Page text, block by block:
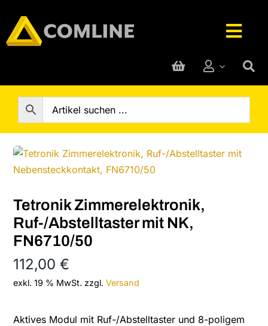
content
Technik-Service
Rufanlage
Hersteller
Support
Tetronik Zimmerelektronik,
Ruf-/Abstelltaster mit NK,
FN6710/50
112,00€
exkl. 19 % MwSt. zzgl.Versand
Aktives Modul mit Ruf-/Abstelltaster und 8-poligem